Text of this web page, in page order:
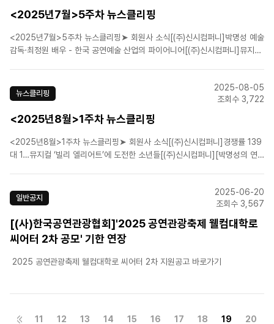
<2025년7월>5주차 뉴스클리핑
<2025년7월>5주차 뉴스클리핑➤ 회원사 소식[(주)신시컴퍼니]박명성 예술
감독·최정원 배우 - 한국 공연예술 산업의 파이어니어[(주)신시컴퍼니]뮤지컬
25일 개막[라이브(주)]뮤지컬..
뉴스클리핑
2025-08-05
조회수 3,722
<2025년8월>1주차 뉴스클리핑
<2025년8월>1주차 뉴스클리핑➤ 회원사 소식[(주)신시컴퍼니]경쟁률 139
대 1…뮤지컬 ‘빌리 엘리어트’에 도전한 소년들[(주)신시컴퍼니][박명성의 연
옛말…대작 뮤지컬이 주도한 공연계 변화..
일반공지
2025-06-20
조회수 3,567
[(사)한국공연관광협회]'2025 공연관광축제 웰컴대학로
씨어터 2차 공모' 기한 연장
2025 공연관광축제 웰컴대학로 씨어터 2차 지원공고 바로가기
11 12 13 14 15 16 17 18 19 20